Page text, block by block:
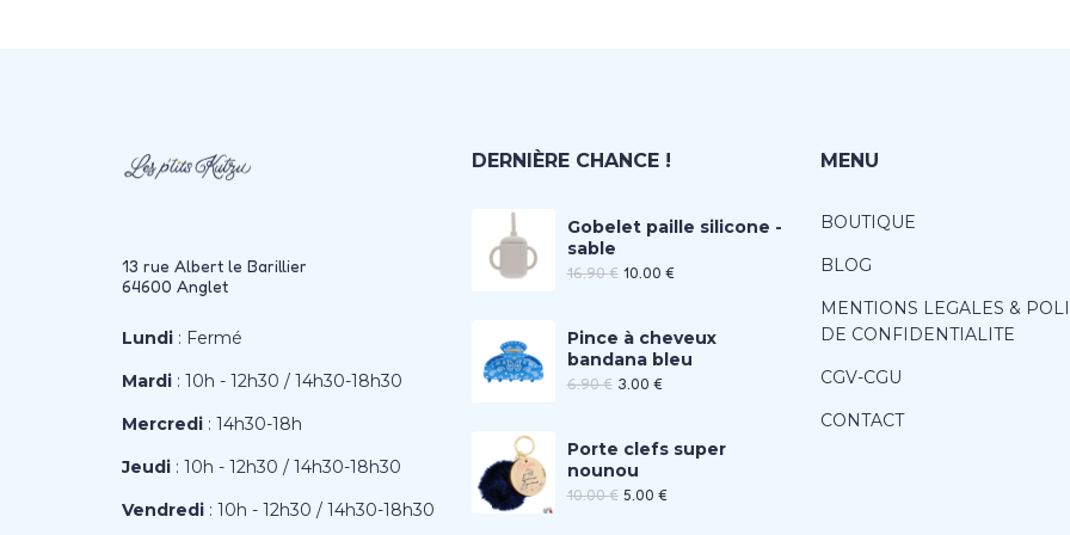
13 rue Albert le Barillier
64600 Anglet
Lundi : Fermé
Mardi : 10h - 12h30 / 14h30-18h30
Mercredi : 14h30-18h
Jeudi : 10h - 12h30 / 14h30-18h30
Vendredi : 10h - 12h30 / 14h30-18h30
DERNIÈRE CHANCE !
Gobelet paille silicone -
sable
16.90€ 10.00 €
Pince à cheveux
bandana bleu
6.90€ 3.00 €
Porte clefs super
nounou
10.00€ 5.00 €
MENU
BOUTIQUE
BLOG
MENTIONS LEGALES &
DE CONFIDENTIALITE
CGV-CGU
CONTACT